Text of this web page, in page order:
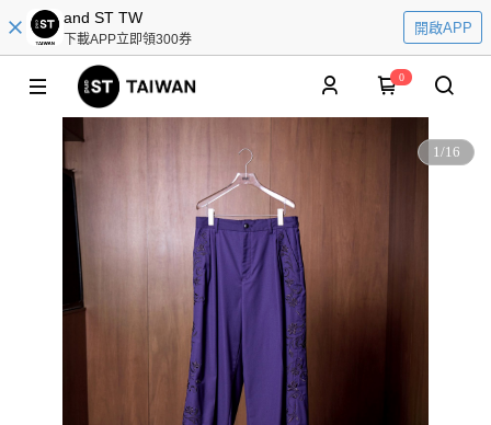
and ST TW
下載APP立即領300券
開啟APP
0
1/16